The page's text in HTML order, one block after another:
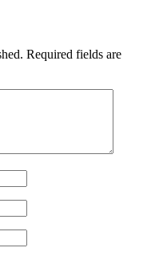
Required fields are